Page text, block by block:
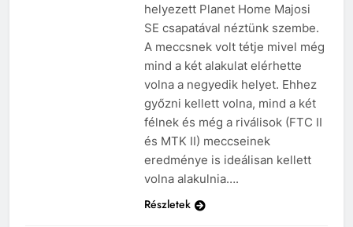
helyezett Planet Home Majosi
SE csapatával néztünk szembe.
A meccsnek volt tétje mivel még
mind a két alakulat elérhette
volna a negyedik helyet. Ehhez
győzni kellett volna, mind a két
félnek és még a riválisok (FTC II
és MTK II) meccseinek
eredménye is ideálisan kellett
volna alakulnia….
Részletek